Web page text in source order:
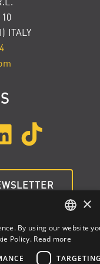
ITALY
ITALIAN
×
By using our website
Policy. Read more